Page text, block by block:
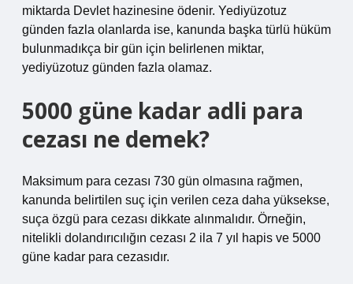
miktarda Devlet hazinesine ödenir. Yediyüzotuz
günden fazla olanlarda ise, kanunda başka türlü hüküm
bulunmadıkça bir gün için belirlenen miktar,
yediyüzotuz günden fazla olamaz.
5000 güne kadar adli para
cezası ne demek?
Maksimum para cezası 730 gün olmasına rağmen,
kanunda belirtilen suç için verilen ceza daha yüksekse,
suça özgü para cezası dikkate alınmalıdır. Örneğin,
nitelikli dolandırıcılığın cezası 2 ila 7 yıl hapis ve 5000
güne kadar para cezasıdır.